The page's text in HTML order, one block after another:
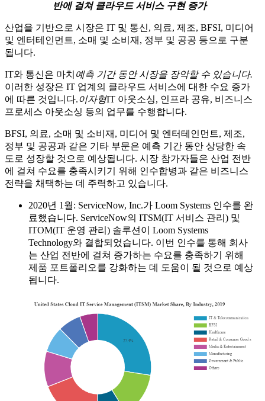
반에 걸쳐 클라우드 서비스 구현 증가
산업을 기반으로 시장은 IT 및 통신, 의료, 제조, BFSI, 미디어
및 엔터테인먼트, 소매 및 소비재, 정부 및 공공 등으로 구분
됩니다.
IT와 통신은 마치 예측 기간 동안 시장을 장악할 수 있습니다.
이러한 성장은 IT 업계의 클라우드 서비스에 대한 수요 증가
에 따른 것입니다.이자형IT 아웃소싱, 인프라 공유, 비즈니스
프로세스 아웃소싱 등의 업무를 수행합니다.
BFSI, 의료, 소매 및 소비재, 미디어 및 엔터테인먼트, 제조,
정부 및 공공과 같은 기타 부문은 예측 기간 동안 상당한 속
도로 성장할 것으로 예상됩니다. 시장 참가자들은 산업 전반
에 걸쳐 수요를 충족시키기 위해 인수합병과 같은 비즈니스
전략을 채택하는 데 주력하고 있습니다.
2020년 1월: ServiceNow, Inc.가 Loom Systems 인수를 완
료했습니다. ServiceNow의 ITSM(IT 서비스 관리) 및
ITOM(IT 운영 관리) 솔루션이 Loom Systems
Technology와 결합되었습니다. 이번 인수를 통해 회사
는 산업 전반에 걸쳐 증가하는 수요를 충족하기 위해
제품 포트폴리오를 강화하는 데 도움이 될 것으로 예상
됩니다.